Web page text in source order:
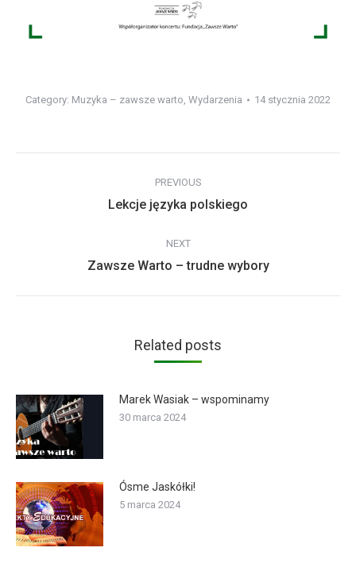
Category: Muzyka – zawsze warto, Wydarzenia 14 stycznia 2022
navigation
PREVIOUS
Previous
Lekcje języka polskiego
NEXT
Next
Zawsze Warto – trudne wybory
Related posts
Marek Wasiak – wspominamy
30 marca 2024
Ósme Jaskółki!
5 marca 2024